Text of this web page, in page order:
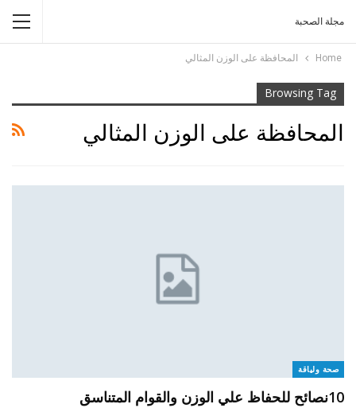
مجلة الصحبة
Home المحافظة على الوزن المثالي
Browsing Tag
المحافظة على الوزن المثالي
صحة ولياقة
10نصائح للحفاظ علي الوزن والقوام المتناسق